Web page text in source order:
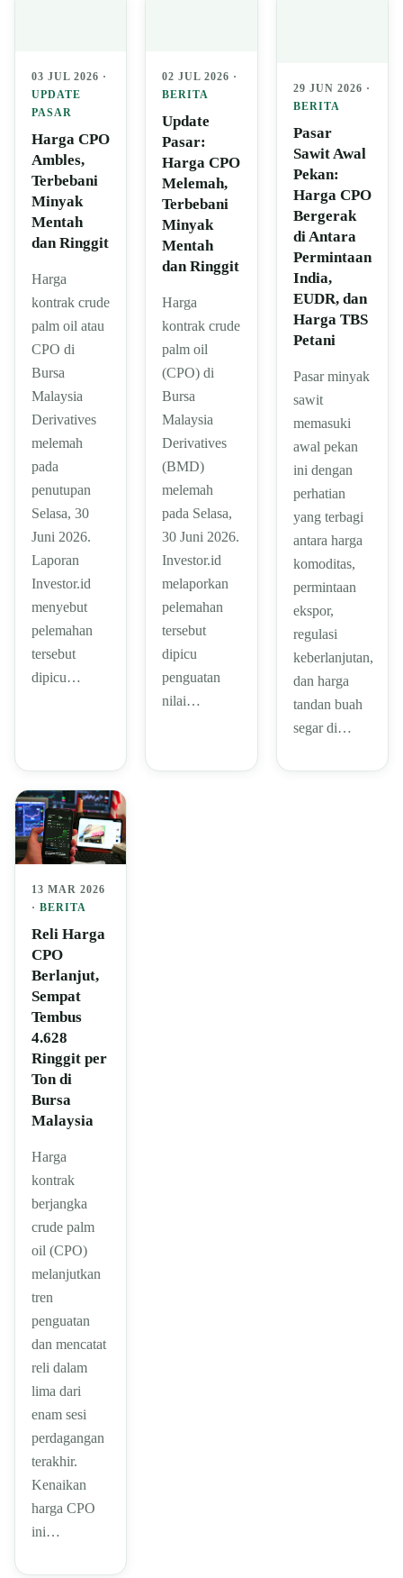
03 JUL 2026 ·
UPDATE
PASAR
Harga CPO
Ambles,
Terbebani
Minyak
Mentah
dan Ringgit
Harga
kontrak crude
palm oil atau
CPO di
Bursa
Malaysia
Derivatives
melemah
pada
penutupan
Selasa, 30
Juni 2026.
Laporan
Investor.id
menyebut
pelemahan
tersebut
dipicu…
02 JUL 2026 ·
BERITA
Update
Pasar:
Harga CPO
Melemah,
Terbebani
Minyak
Mentah
dan Ringgit
Harga
kontrak crude
palm oil
(CPO) di
Bursa
Malaysia
Derivatives
(BMD)
melemah
pada Selasa,
30 Juni 2026.
Investor.id
melaporkan
pelemahan
tersebut
dipicu
penguatan
nilai…
29 JUN 2026 ·
BERITA
Pasar
Sawit Awal
Pekan:
Harga CPO
Bergerak
di Antara
Permintaan
India,
EUDR, dan
Harga TBS
Petani
Pasar minyak
sawit
memasuki
awal pekan
ini dengan
perhatian
yang terbagi
antara harga
komoditas,
permintaan
ekspor,
regulasi
keberlanjutan,
dan harga
tandan buah
segar di…
13 MAR 2026
· BERITA
Reli Harga
CPO
Berlanjut,
Sempat
Tembus
4.628
Ringgit per
Ton di
Bursa
Malaysia
Harga
kontrak
berjangka
crude palm
oil (CPO)
melanjutkan
tren
penguatan
dan mencatat
reli dalam
lima dari
enam sesi
perdagangan
terakhir.
Kenaikan
harga CPO
ini…